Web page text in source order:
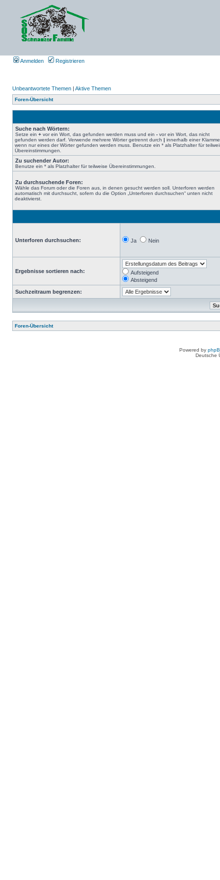
Anmelden Registrieren
Unbeantwortete Themen | Aktive Themen
Foren-Übersicht
Suche nach Wörtern:
Setze ein + vor ein Wort, das gefunden werden muss und ein - vor ein Wort, das nicht
gefunden werden darf. Verwende mehrere Wörter getrennt durch | innerhalb einer
wenn nur eines der Wörter gefunden werden muss. Benutze ein * als Platzhalter für
Übereinstimmungen.
Zu suchender Autor:
Benutze ein * als Platzhalter für teilweise Übereinstimmungen.
Zu durchsuchende Foren:
Wähle das Forum oder die Foren aus, in denen gesucht werden soll. Unterforen werden
automatisch mit durchsucht, sofern du die Option „Unterforen durchsuchen“ unten nicht
deaktivierst.
Unterforen durchsuchen: Ja Nein
Ergebnisse sortieren nach:
Aufsteigend
Absteigend
Suchzeitraum begrenzen:
Foren-Übersicht
Powered by
Deutsche